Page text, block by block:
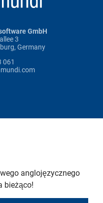
GmbH
3
Germany
061
anglojęzycznego
bieżąco!